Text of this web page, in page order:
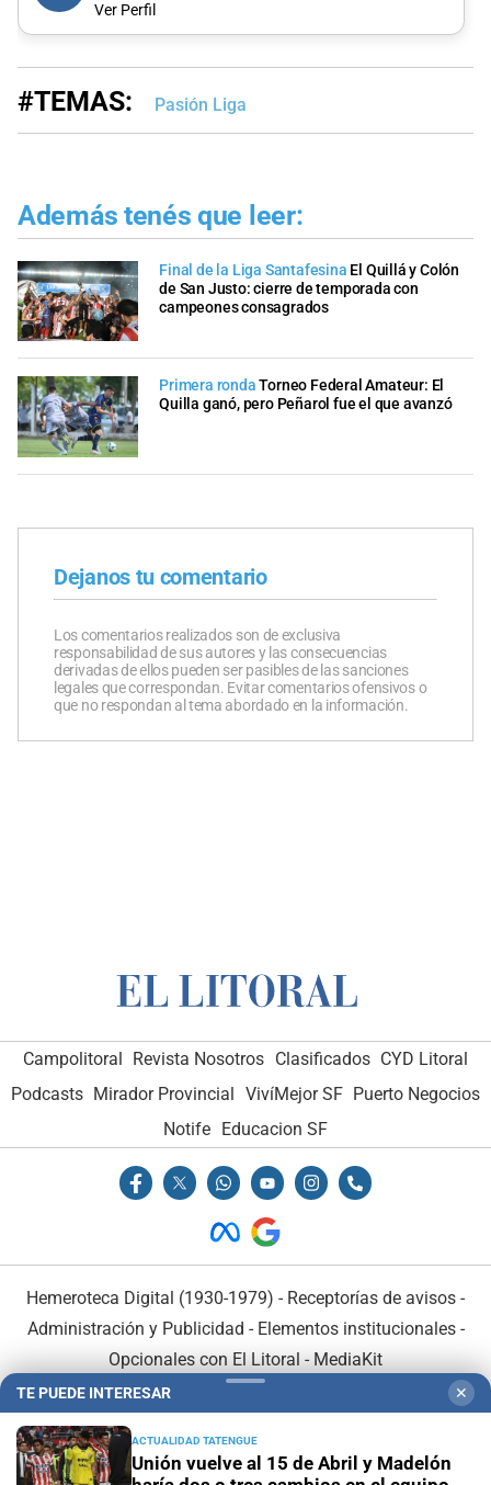
Ver Perfil
#TEMAS: Pasión Liga
Además tenés que leer:
Final de la Liga Santafesina El Quillá y Colón
de San Justo: cierre de temporada con
campeones consagrados
Primera ronda Torneo Federal Amateur: El
Quilla ganó, pero Peñarol fue el que avanzó
Dejanos tu comentario
Los comentarios realizados son de exclusiva
responsabilidad de sus autores y las consecuencias
derivadas de ellos pueden ser pasibles de las sanciones
legales que correspondan. Evitar comentarios ofensivos o
que no respondan al tema abordado en la información.
Campolitoral Revista Nosotros Clasificados CYD Litoral
Podcasts Mirador Provincial VivíMejor SF Puerto Negocios
Notife
Educacion SF
Hemeroteca Digital (1930-1979) - Receptorías de avisos -
Administración y Publicidad - Elementos institucionales-
Opcionales con El Litoral - MediaKit
TE PUEDE INTERESAR ✕
ACTUALIDAD TATENGUE
Unión vuelve al 15 de Abril y Madelón